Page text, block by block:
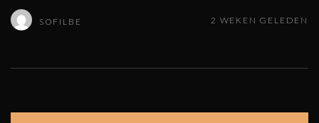
SOFILBE 2 WEKEN GELEDEN